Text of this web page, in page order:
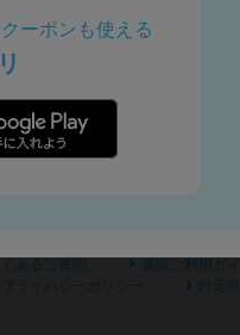
ーポンも使える
あるご質問 通販ご利用ガ
プライバシーポリシー 特定